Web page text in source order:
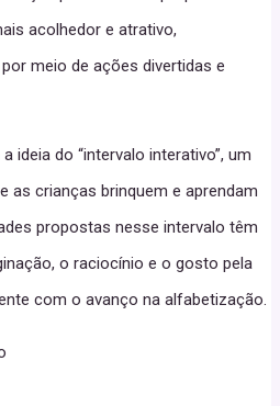
acolhedor e atrativo,
meio de ações divertidas e
ideia do “intervalo interativo”, um
as crianças brinquem e aprendam
propostas nesse intervalo têm
o raciocínio e o gosto pela
com o avanço na alfabetização.